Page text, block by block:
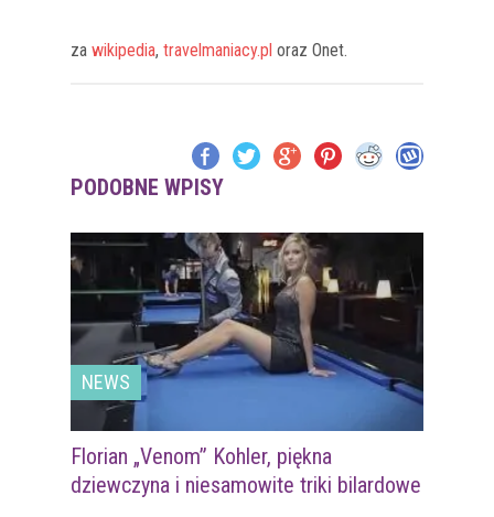
za wikipedia, travelmaniacy.pl oraz Onet.
PODOBNE WPISY
NEWS
Florian „Venom” Kohler, piękna
dziewczyna i niesamowite triki bilardowe